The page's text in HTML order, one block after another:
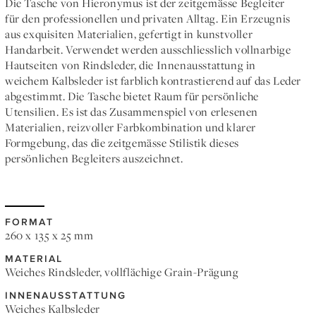
Die Tasche von Hieronymus ist der zeitgemässe Begleiter
für den professionellen und privaten Alltag. Ein Erzeugnis
aus exquisiten Materialien, gefertigt in kunstvoller
Handarbeit. Verwendet werden ausschliesslich vollnarbige
Hautseiten von Rindsleder, die Innenausstattung in
weichem Kalbsleder ist farblich kontrastierend auf das Leder
abgestimmt. Die Tasche bietet Raum für persönliche
Utensilien. Es ist das Zusammenspiel von erlesenen
Materialien, reizvoller Farbkombination und klarer
Formgebung, das die zeitgemässe Stilistik dieses
persönlichen Begleiters auszeichnet.
FORMAT
260 x 135 x 25 mm
MATERIAL
Weiches Rindsleder, vollflächige Grain-Prägung
INNENAUSSTATTUNG
Weiches Kalbsleder